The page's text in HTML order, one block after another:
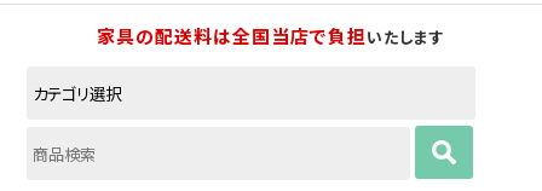
家具の配送料は全国当店で負担いたします